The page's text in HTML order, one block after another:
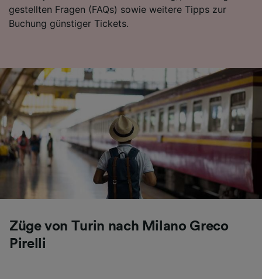
gestellten Fragen (FAQs) sowie weitere Tipps zur
Buchung günstiger Tickets.
Züge von Turin nach Milano Greco
Pirelli
Folgendes bereitzustellen:
Verwendung genauer Standortdaten.
Personalisierte Werbung und Inhalte, Messung
von Werbeleistung und der Performance von
Inhalten, Zielgruppenforschung sowie
Entwicklung und Verbesserung von
Angeboten.
Liste der Partner (Lieferanten)